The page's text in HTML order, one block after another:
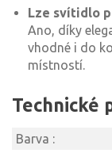
Lze svítidlo
Ano, díky
vhodné i do
místností.
Technické
Barva :